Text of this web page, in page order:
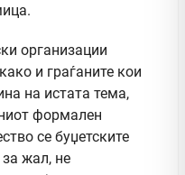
организации
и граѓаните кои
на истата тема,
формален
се буџетските
жал, не